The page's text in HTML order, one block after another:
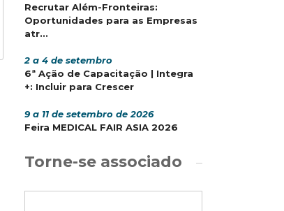
Recrutar Além-Fronteiras:
Oportunidades para as Empresas
atr...
2 a 4 de setembro
6ª Ação de Capacitação | Integra
+: Incluir para Crescer
9 a 11 de setembro de 2026
Feira MEDICAL FAIR ASIA 2026
Torne-se associado